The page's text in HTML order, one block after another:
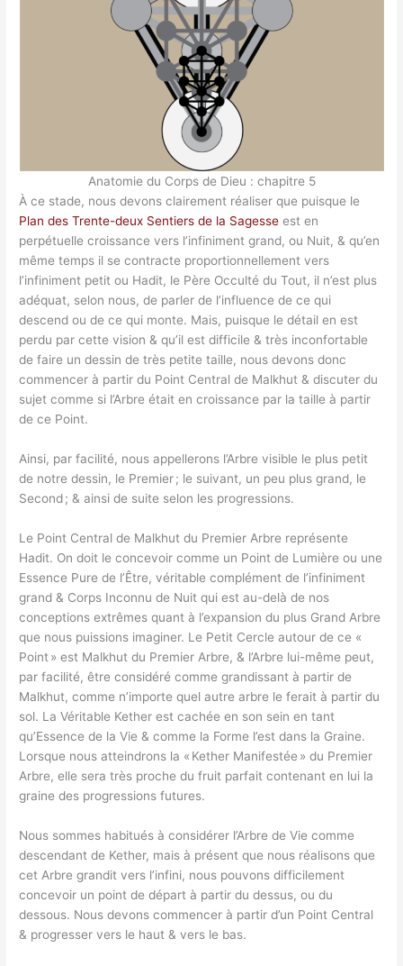
Anatomie du Corps de Dieu : chapitre 5
À ce stade, nous devons clairement réaliser que puisque le
Plan des Trente-deux Sentiers de la Sagesse est en
perpétuelle croissance vers l’infiniment grand, ou Nuit, & qu’en
même temps il se contracte proportionnellement vers
l’infiniment petit ou Hadit, le Père Occulté du Tout, il n’est plus
adéquat, selon nous, de parler de l’influence de ce qui
descend ou de ce qui monte. Mais, puisque le détail en est
perdu par cette vision & qu’il est difficile & très inconfortable
de faire un dessin de très petite taille, nous devons donc
commencer à partir du Point Central de Malkhut & discuter du
sujet comme si l’Arbre était en croissance par la taille à partir
de ce Point.
Ainsi, par facilité, nous appellerons l’Arbre visible le plus petit
de notre dessin, le Premier ; le suivant, un peu plus grand, le
Second ; & ainsi de suite selon les progressions.
Le Point Central de Malkhut du Premier Arbre représente
Hadit. On doit le concevoir comme un Point de Lumière ou une
Essence Pure de l’Être, véritable complément de l’infiniment
grand & Corps Inconnu de Nuit qui est au-delà de nos
conceptions extrêmes quant à l’expansion du plus Grand Arbre
que nous puissions imaginer. Le Petit Cercle autour de ce «
Point » est Malkhut du Premier Arbre, & l’Arbre lui-même peut,
par facilité, être considéré comme grandissant à partir de
Malkhut, comme n’importe quel autre arbre le ferait à partir du
sol. La Véritable Kether est cachée en son sein en tant
qu’Essence de la Vie & comme la Forme l’est dans la Graine.
Lorsque nous atteindrons la « Kether Manifestée » du Premier
Arbre, elle sera très proche du fruit parfait contenant en lui la
graine des progressions futures.
Nous sommes habitués à considérer l’Arbre de Vie comme
descendant de Kether, mais à présent que nous réalisons que
cet Arbre grandit vers l’infini, nous pouvons difficilement
concevoir un point de départ à partir du dessus, ou du
dessous. Nous devons commencer à partir d’un Point Central
& progresser vers le haut & vers le bas.